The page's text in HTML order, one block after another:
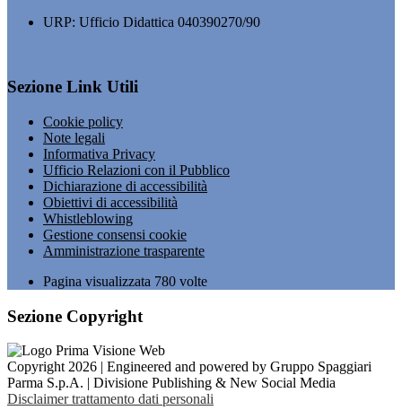
URP: Ufficio Didattica 040390270/90
Sezione Link Utili
Cookie policy
Note legali
Informativa Privacy
Ufficio Relazioni con il Pubblico
Dichiarazione di accessibilità
Obiettivi di accessibilità
Whistleblowing
Gestione consensi cookie
Amministrazione trasparente
Pagina visualizzata 780 volte
Sezione Copyright
Copyright 2026 | Engineered and powered by Gruppo Spaggiari
Parma S.p.A. | Divisione Publishing & New Social Media
Disclaimer trattamento dati personali